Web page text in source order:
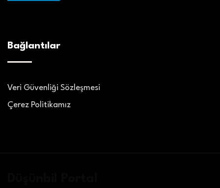
Bağlantılar
Veri Güvenliği Sözleşmesi
Çerez Politikamız